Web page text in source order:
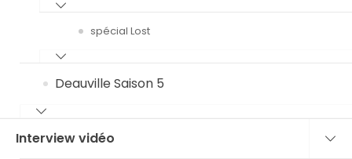
spécial Lost
Deauville Saison 5
Interview vidéo